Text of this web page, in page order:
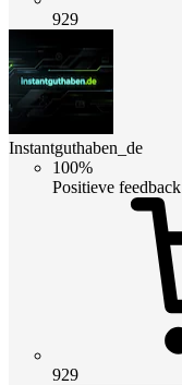
929
Instantguthaben_de
100%
Positieve feedback
929